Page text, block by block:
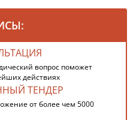
вопрос поможет
действиях
ТЕНДЕР
от более чем 5000